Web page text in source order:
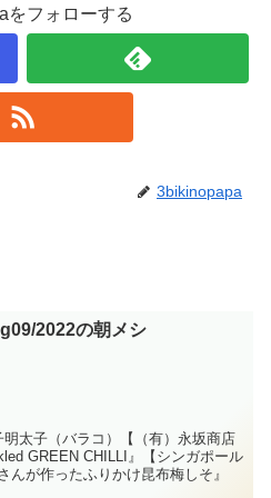
をフォローする
3bikinopapa
2022の朝メシ
太子（バラコ）【（有）永坂商店
GREEN CHILLI』【シンガポール
が作ったふりかけ昆布梅しそ』